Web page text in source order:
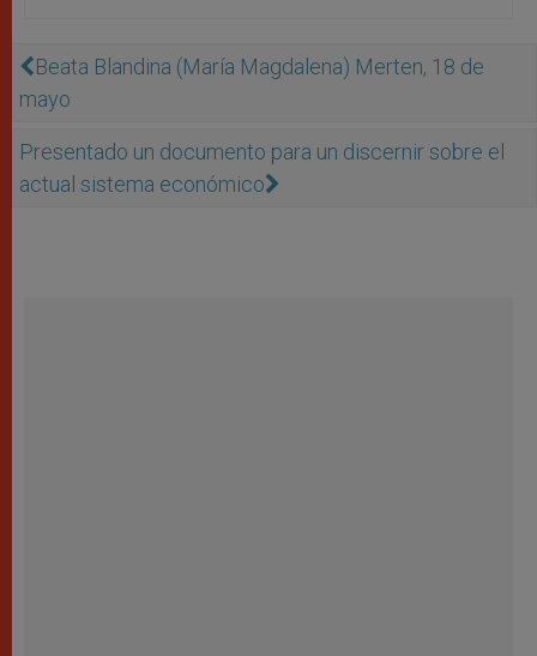
Beata Blandina (María Magdalena) Merten, 18 de
mayo
Presentado un documento para un discernir sobre el
actual sistema económico